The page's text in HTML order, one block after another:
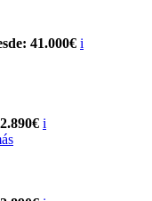
41.000€ i
i